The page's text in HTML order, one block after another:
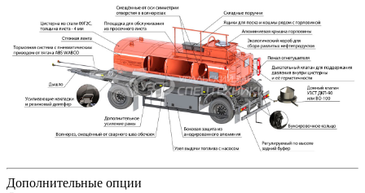
Дополнительные опции